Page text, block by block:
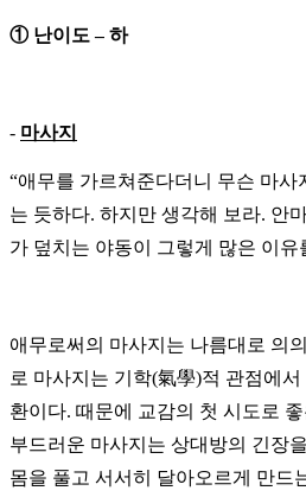
① 난이도 – 하
- 마사지
“애무를 가르쳐준다더니 무슨 마사
는 듯하다. 하지만 생각해 보라. 안
가 덮치는 야동이 그렇게 많은 이유
애무로써의 마사지는 나름대로 의
로 마사지는 기학(氣學)적 관점에서
환이다. 때문에 교감의 첫 시도로
부드러운 마사지는 상대방의 긴장을
몸을 풀고 서서히 달아오르게 만드